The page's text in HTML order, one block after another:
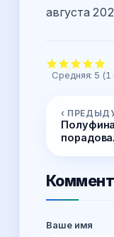
августа
Средняя: 5 (1
‹
Ваше имя